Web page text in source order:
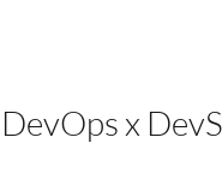
DevOps x